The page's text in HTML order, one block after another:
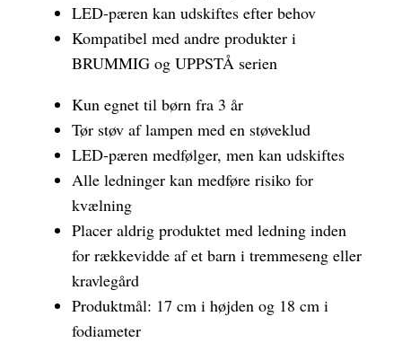
LED-pæren kan udskiftes efter behov
Kompatibel med andre produkter i
BRUMMIG og UPPSTÅ serien
Kun egnet til børn fra 3 år
Tør støv af lampen med en støveklud
LED-pæren medfølger, men kan udskiftes
Alle ledninger kan medføre risiko for
kvælning
Placer aldrig produktet med ledning inden
for rækkevidde af et barn i tremmeseng eller
kravlegård
Produktmål: 17 cm i højden og 18 cm i
fodiameter